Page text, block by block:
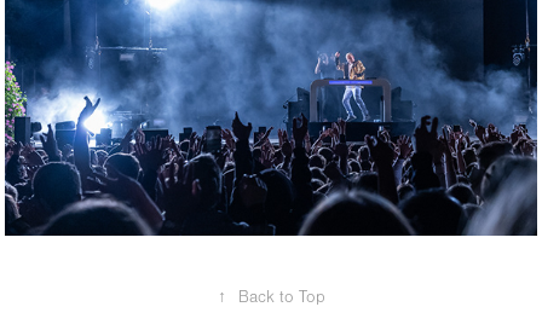
↑ Back to Top